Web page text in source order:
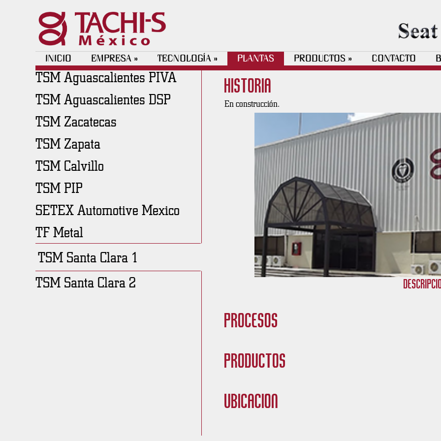
INICIO EMPRESA » TECNOLOGÍA » PLANTAS PRODUCTOS » CONTACTO
Historia
En construcción.
Descripción
Procesos
Productos
Ubicación
TSM Aguascalientes PIVA
TSM Aguascalientes DSP
TSM Zacatecas
TSM Zapata
TSM Calvillo
TSM PIP
SETEX Automotive Mexico
TF Metal
TSM Santa Clara 1
TSM Santa Clara 2